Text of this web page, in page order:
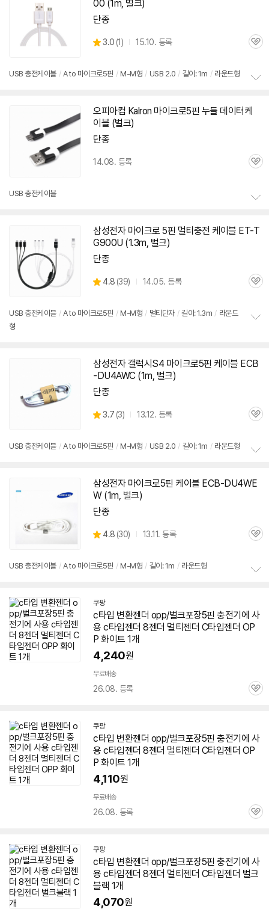
00 (1m, 벌크)
단종
별
3.0 (상
1) 15.10. 등록
관
USB 충전케이블 / A to 마이크로5핀 / M-M형 / USB 2.0 / 길이: 1m / 라운드형
오피아컴 Kalron 마이크로5핀 누들 데이터 케
이블 (벌크)
단종
14.08. 등록
관
USB 충전케이블
펼
삼성전자 마이크로 5핀 멀티충전 케이블 ET-T
G900U (1.3m, 벌크)
단종
별
4.8 (상
39) 14.05. 등록
관
USB 충전케이블 / A to 마이크로5핀 / M-M형 / 멀티단자 / 길이: 1.3m / 라운드
형
치
삼성전자 갤럭시S4 마이크로5핀 케이블 ECB
-DU4AWC (1m, 벌크)
단종
별
3.7 (상
3) 13.12. 등록
관
USB 충전케이블 / A to 마이크로5핀 / M-M형 / USB 2.0 / 길이: 1m / 라운드형
펼
삼성전자 마이크로5핀 케이블 ECB-DU4WE
W (1m, 벌크)
단종
별
4.8 (상
30) 13.11. 등록
관
USB 충전케이블 / A to 마이크로5핀 / M-M형 / 길이: 1m / 라운드형
치
쿠팡
c타입 변환젠더 opp/벌크포장5핀 충전기에 사
용 c타입젠더 8젠더 멀티젠더 C타입젠더 OP
P 화이트 1개
4,240원
무료배송
26.08. 등록
관
쿠팡
c타입 변환젠더 opp/벌크포장5핀 충전기에 사
용 c타입젠더 8젠더 멀티젠더 C타입젠더 OP
P 화이트 1개
4,110원
무료배송
26.08. 등록
관
쿠팡
c타입 변환젠더 opp/벌크포장5핀 충전기에 사
용 c타입젠더 8젠더 멀티젠더 C타입젠더 벌크
블랙 1개
4,070원